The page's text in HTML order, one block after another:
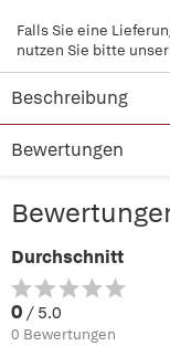
Falls Sie eine
nutzen Sie bitte unser
Beschreibung
Bewertungen
Durchschnitt
0 / 5.0
0 Bewertungen